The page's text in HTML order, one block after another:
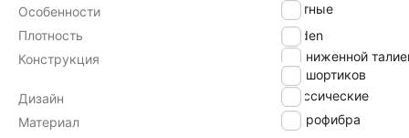
Особенности
плотные
Плотность
70 den
Конструкция
с заниженной
без шортиков
Дизайн
классические
Материал
микрофибра